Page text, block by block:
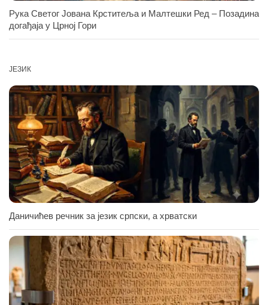
Рука Светог Јована Крститеља и Малтешки Ред – Позадина
догађаја у Црној Гори
ЈЕЗИК
Даничићев речник за језик српски, а хрватски